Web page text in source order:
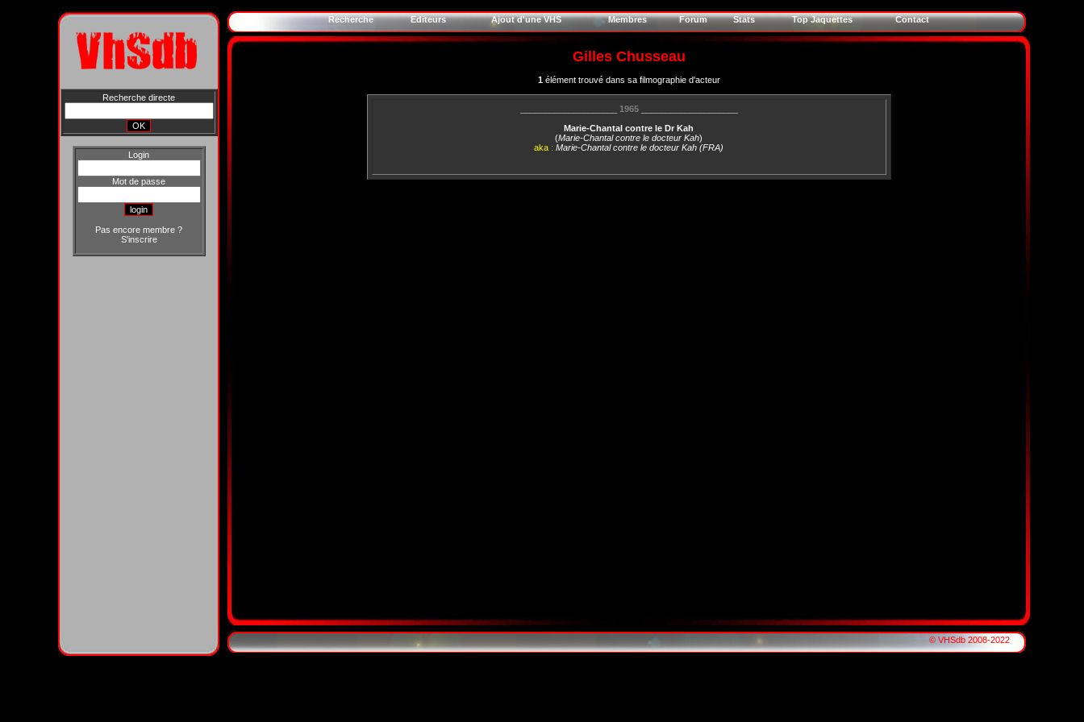
Recherche directe
Login
Mot de passe
Pas encore membre ?
S'inscrire
Recherche Editeurs Ajout d'une VHS Membres Forum Stats Top Jaquettes Contact
Gilles Chusseau
1élément trouvé dans sa filmographie d'acteur
1965____________________
Marie-Chantal contre le Dr Kah
(Marie-Chantal contre le docteur Kah)
aka : Marie-Chantal contre le docteur Kah (FRA)
© VHSdb 2008-2022